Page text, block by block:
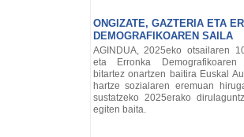
ONGIZATE, GAZTERIA ETA
DEMOGRAFIKOAREN SAILA
AGINDUA, 2025eko otsailaren
eta Erronka Demografikoaren
bitartez onartzen baitira Euskal
hartze sozialaren eremuan
sustatzeko 2025erako
egiten baita.